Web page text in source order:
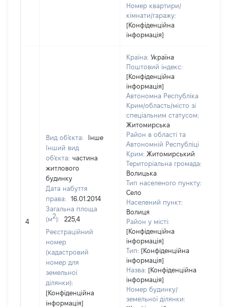
Номер квартири/
кімнати/гаражу:
[Конфіденційна
інформація]
4
Вид об'єкта:
Інше
Інший вид
об'єкта: частина
житлового
будинку
Дата набуття
права:
16.01.2014
Загальна площа
(м2):
225,4
Реєстраційний
номер
(кадастровий
номер для
земельної
ділянки):
[Конфіденційна
інформація]
Країна: Україна
Поштовий індекс:
[Конфіденційна
інформація]
Автономна Республіка
Крим/область/місто зі
спеціальним статусом:
Житомирська
Район в області та
Автономній Республіці
Крим: Житомирський
Територіальна громада:
Волицька
Тип населеного пункту:
Село
Населений пункт:
Волиця
Район у місті:
[Конфіденційна
інформація]
Тип: [Конфіденційна
інформація]
Назва: [Конфіденційна
інформація]
Номер будинку/
земельної ділянки: